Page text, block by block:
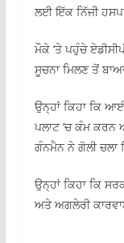
ਲਈ ਇੱਕ ਨਿੱਜੀ
ਮੌਕੇ ‘ਤੇ ਪਹੁੰਚੇ
ਸੂਚਨਾ ਮਿਲਣ ਤੋਂ
ਉਨ੍ਹਾਂ ਕਿਹਾ ਕਿ
ਪਲਾਟ ’ਚ ਕੰਮ ਕਰਨ
ਗੰਨਮੈਨ ਨੇ ਗੋਲੀ ਚਲਾ
ਉਨ੍ਹਾਂ ਕਿਹਾ ਕਿ
ਅਤੇ ਅਗਲੇਰੀ